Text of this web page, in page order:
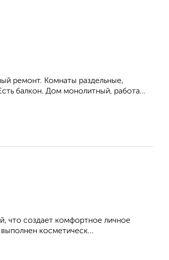
ремонт. Комнаты раздельные,
балкон. Дом монолитный, работа...
что создает комфортное личное
косметическ...